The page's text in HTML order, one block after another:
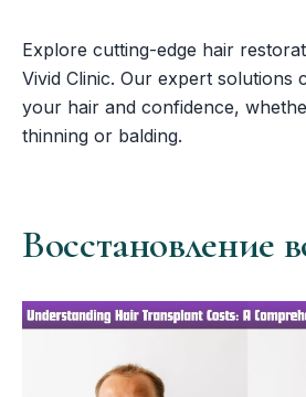
Explore cutting-edge hair
Vivid Clinic. Our expert solutions
your hair and confidence,
thinning or balding.
Восстановление